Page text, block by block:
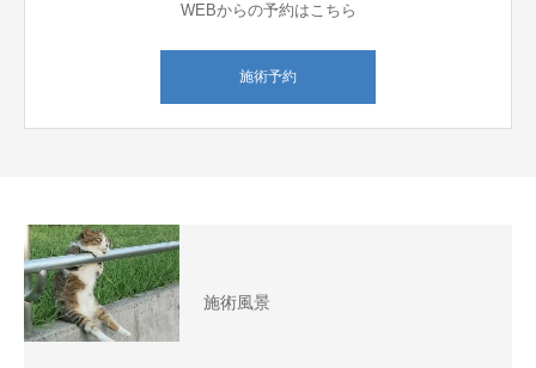
WEBからの予約はこちら
施術予約
施術風景